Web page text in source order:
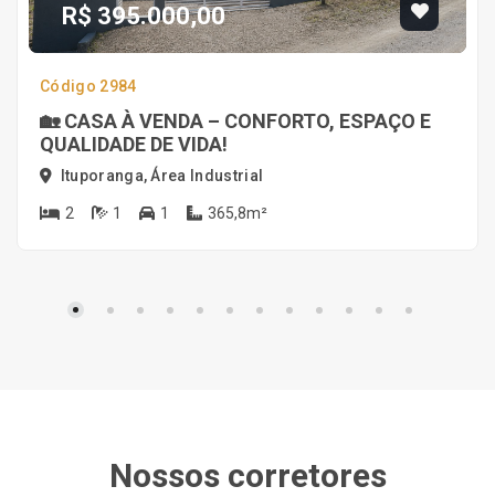
R$ 395.000,00
Código 2984
🏡 CASA À VENDA – CONFORTO, ESPAÇO E
QUALIDADE DE VIDA!
Ituporanga, Área Industrial
2 1 1 365,8m²
Nossos corretores